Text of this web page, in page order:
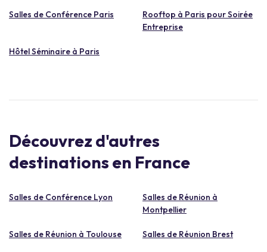
Salles de Conférence Paris
Rooftop à Paris pour Soirée
Entreprise
Hôtel Séminaire à Paris
Découvrez d'autres
destinations en France
Salles de Conférence Lyon
Salles de Réunion à
Montpellier
Salles de Réunion à Toulouse Salles de Réunion Brest